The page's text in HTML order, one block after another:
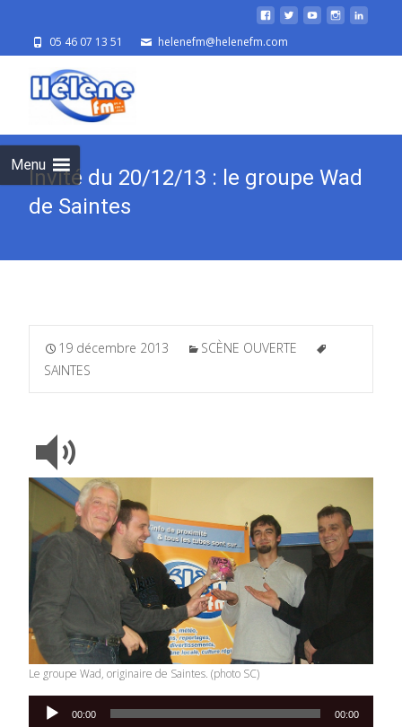
05 46 07 13 51 helenefm@helenefm.com
Menu
Invité du 20/12/13 : le groupe Wad
de Saintes
19 décembre 2013
SCÈNE OUVERTE
SAINTES
Le groupe Wad, originaire de Saintes. (photo SC)
Lecteur
00:00 00:00